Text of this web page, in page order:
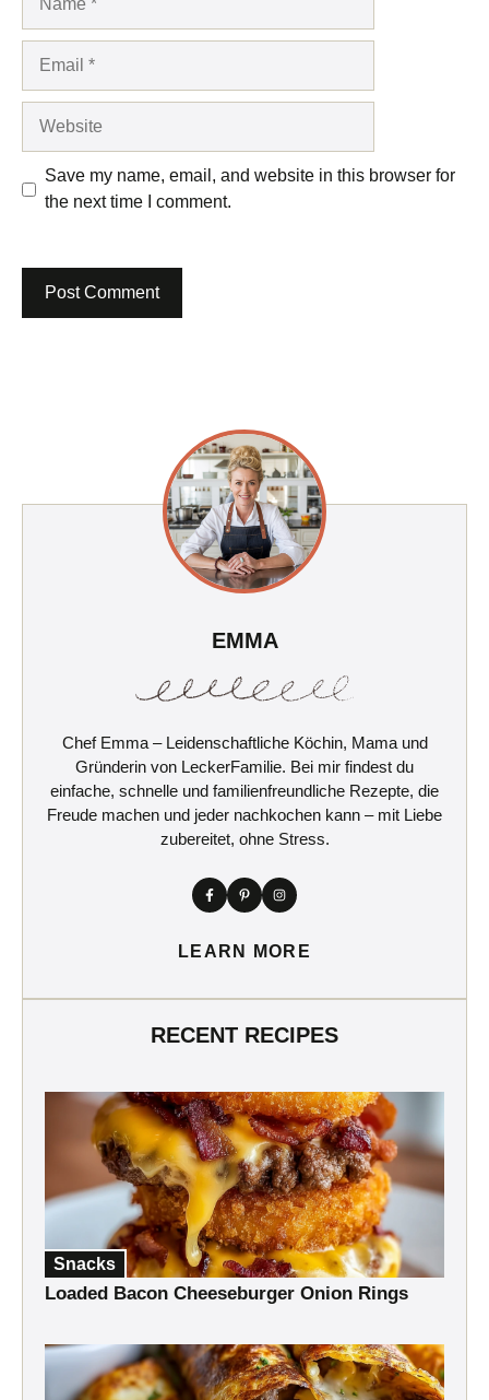
Save my name, email, and website in this browser for
the next time I comment.
EMMA
Chef Emma – Leidenschaftliche Köchin, Mama und
Gründerin von LeckerFamilie. Bei mir findest du
einfache, schnelle und familienfreundliche Rezepte, die
Freude machen und jeder nachkochen kann – mit Liebe
zubereitet, ohne Stress.
LEARN MORE
RECENT RECIPES
Snacks
Loaded Bacon Cheeseburger Onion Rings